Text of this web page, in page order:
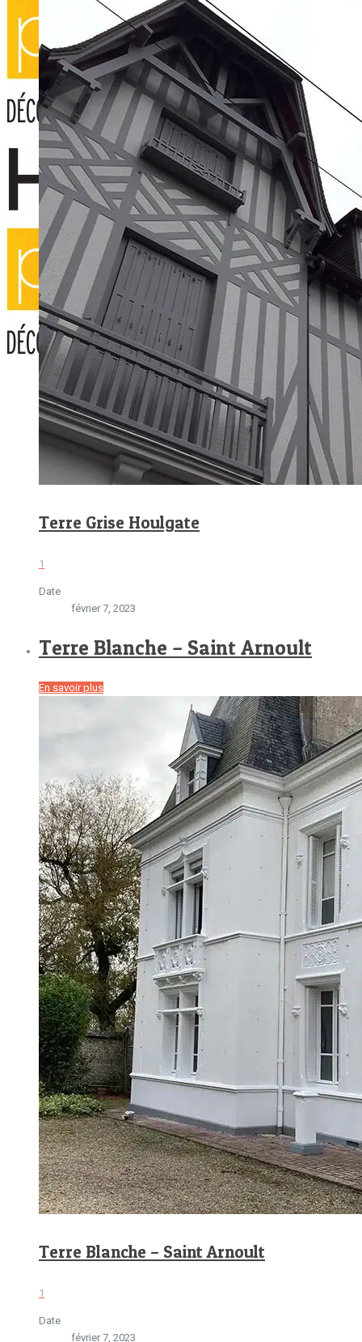
Terre Grise Houlgate
1
Date
février 7, 2023
Terre Blanche – Saint Arnoult
En savoir plus
Terre Blanche – Saint Arnoult
1
Date
février 7, 2023